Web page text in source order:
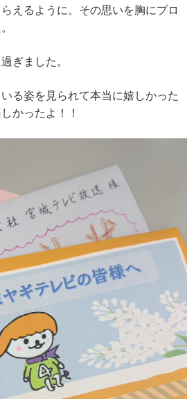
えるように。その思いを胸にプロ
ぎました。
る姿を見られて本当に嬉しかった
かったよ！！